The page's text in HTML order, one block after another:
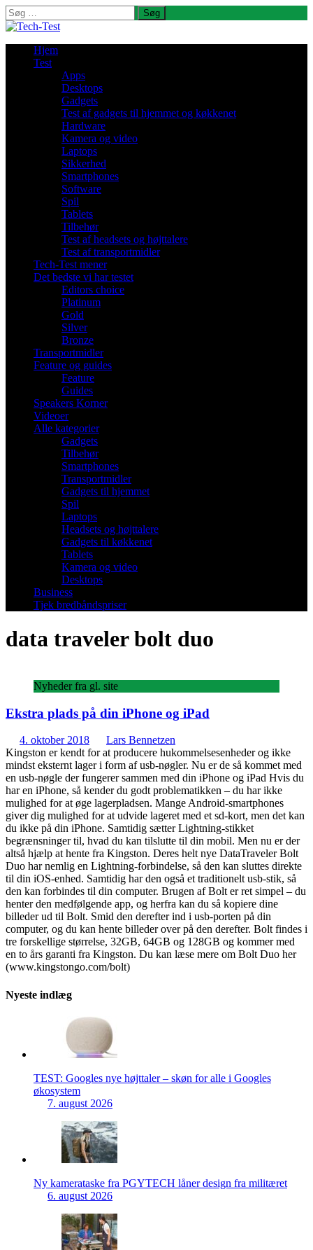
Søg
efter:
Hjem
Test
Apps
Desktops
Gadgets
Test af gadgets til hjemmet og køkkenet
Hardware
Kamera og video
Laptops
Sikkerhed
Smartphones
Software
Spil
Tablets
Tilbehør
Test af headsets og højttalere
Test af transportmidler
Tech-Test mener
Det bedste vi har testet
Editors choice
Platinum
Gold
Silver
Bronze
Transportmidler
Feature og guides
Feature
Guides
Speakers Korner
Videoer
Alle kategorier
Gadgets
Tilbehør
Smartphones
Transportmidler
Gadgets til hjemmet
Spil
Laptops
Headsets og højttalere
Gadgets til køkkenet
Tablets
Kamera og video
Desktops
Business
Tjek bredbåndspriser
data traveler bolt duo
Nyheder fra gl. site
Ekstra plads på din iPhone og iPad
4. oktober 2018
Lars Bennetzen
Kingston er kendt for at producere hukommelsesenheder og ikke
mindst eksternt lager i form af usb-nøgler. Nu er de så kommet med
en usb-nøgle der fungerer sammen med din iPhone og iPad Hvis du
har en iPhone, så kender du godt problematikken – du har ikke
mulighed for at øge lagerpladsen. Mange Android-smartphones
giver dig mulighed for at udvide lageret med et sd-kort, men det kan
du ikke på din iPhone. Samtidig sætter Lightning-stikket
begrænsninger til, hvad du kan tilslutte til din mobil. Men nu er der
altså hjælp at hente fra Kingston. Deres helt nye DataTraveler Bolt
Duo har nemlig en Lightning-forbindelse, så den kan sluttes direkte
til din iOS-enhed. Samtidig har den også et traditionelt usb-stik, så
den kan forbindes til din computer. Brugen af Bolt er ret simpel – du
henter den medfølgende app, og herfra kan du så kopiere dine
billeder ud til Bolt. Smid den derefter ind i usb-porten på din
computer, og du kan hente billeder over på den derefter. Bolt findes i
tre forskellige størrelse, 32GB, 64GB og 128GB og kommer med
en to års garanti fra Kingston. Du kan læse mere om Bolt Duo her
(www.kingstongo.com/bolt)
Nyeste indlæg
TEST: Googles nye højttaler – skøn for alle i Googles
økosystem
7. august 2026
Ny kamerataske fra PGYTECH låner design fra militæret
6. august 2026